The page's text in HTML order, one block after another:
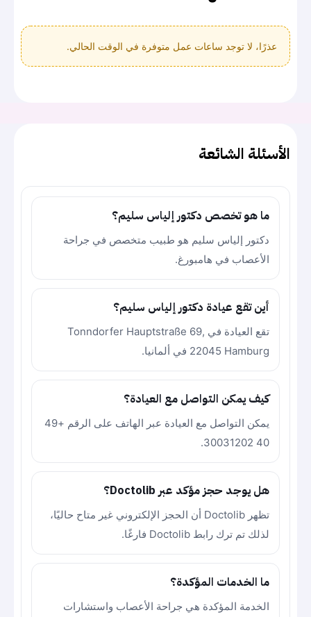
عذرًا، لا توجد ساعات عمل متوفرة في الوقت الحالي.
الأسئلة الشائعة
ما هو تخصص دكتور إلياس سليم؟
دكتور إلياس سليم هو طبيب متخصص في جراحة
الأعصاب في هامبورغ.
أين تقع عيادة دكتور إلياس سليم؟
تقع العيادة في Tonndorfer Hauptstraße 69,
22045 Hamburg في ألمانيا.
كيف يمكن التواصل مع العيادة؟
يمكن التواصل مع العيادة عبر الهاتف على الرقم +49
40 30031202.
هل يوجد حجز مؤكد عبر Doctolib؟
تظهر Doctolib أن الحجز الإلكتروني غير متاح حاليًا،
لذلك تم ترك رابط Doctolib فارغًا.
ما الخدمات المؤكدة؟
الخدمة المؤكدة هي جراحة الأعصاب واستشارات